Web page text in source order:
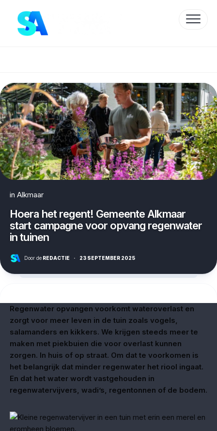
content
in Alkmaar
Hoera het regent! Gemeente Alkmaar
start campagne voor opvang regenwater
in tuinen
Door de REDACTIE · 23 SEPTEMBER 2025
Regenwater opvangen voorkomt wateroverlast en
zorgt voor meer leven in de tuin zoals vogels,
salamanders en kikkers. We krijgen steeds meer te
maken met piekbuien die voor overlast kunnen
zorgen. In huis of op straat. Om dat te voorkomen is
het belangrijk dat minder regenwater het riool ingaat.
En dat het water wordt vastgehouden in
regenwatervijvers, wadi’s, regentonnen of de bodem.
Protected by WP Anti-Hacker